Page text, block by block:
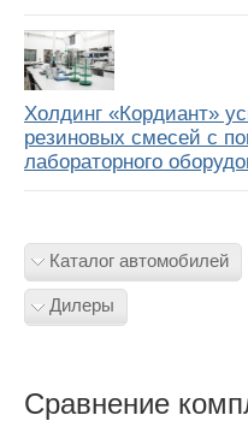
Холдинг «Кордиант»
резиновых смесей с
лабораторного
Каталог автомобилей
Дилеры
Сравнение